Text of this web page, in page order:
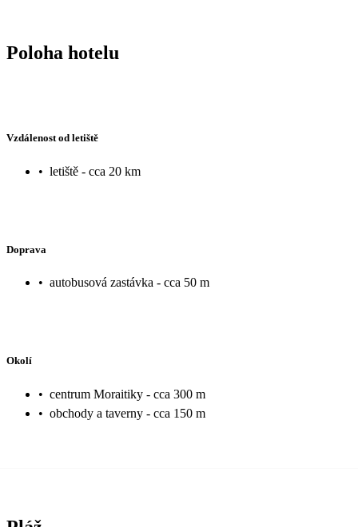
Poloha hotelu
Vzdálenost od letiště
• letiště - cca 20 km
Doprava
• autobusová zastávka - cca 50 m
Okolí
• centrum Moraitiky - cca 300 m
• obchody a taverny - cca 150 m